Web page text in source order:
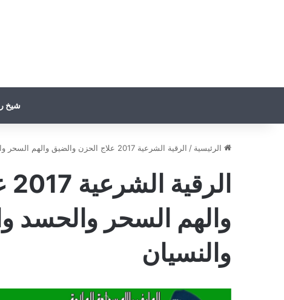
شيخ
الرئيسية / الرقية الشرعية 2017 علاج الحزن والضيق والهم السحر والحسد والعين الزواج والرزق والنسيان
والهم السحر والحسد
والنسيان